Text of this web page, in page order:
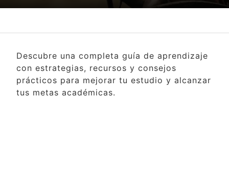
Descubre una completa guía de aprendizaje
con estrategias, recursos y consejos
prácticos para mejorar tu estudio y alcanzar
tus metas académicas.